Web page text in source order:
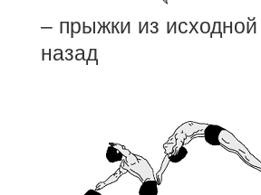
– прыжки из
назад